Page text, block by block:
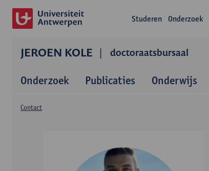
Studeren Onderzoek
JEROEN KOLE doctoraatsbursaal
Onderzoek Publicaties Onderwijs
Contact